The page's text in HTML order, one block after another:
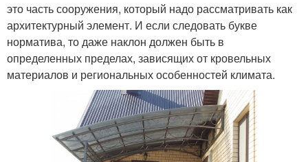
Козырек из
металлочерепицы
Козырек над входной
дверью
Козырьки над
крыльцом
Каркас под козырек
это часть сооружения, который надо рассматривать как
архитектурный элемент. И если следовать букве
норматива, то даже наклон должен быть в
определенных пределах, зависящих от кровельных
материалов и региональных особенностей климата.